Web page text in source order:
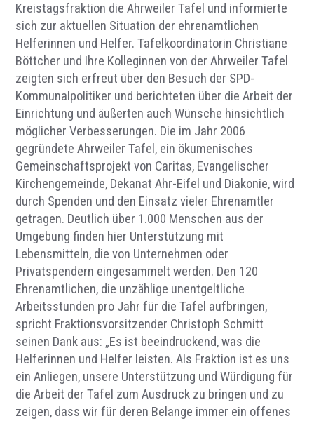
Kreistagsfraktion die Ahrweiler Tafel und informierte
sich zur aktuellen Situation der ehrenamtlichen
Helferinnen und Helfer. Tafelkoordinatorin Christiane
Böttcher und Ihre Kolleginnen von der Ahrweiler Tafel
zeigten sich erfreut über den Besuch der SPD-
Kommunalpolitiker und berichteten über die Arbeit der
Einrichtung und äußerten auch Wünsche hinsichtlich
möglicher Verbesserungen. Die im Jahr 2006
gegründete Ahrweiler Tafel, ein ökumenisches
Gemeinschaftsprojekt von Caritas, Evangelischer
Kirchengemeinde, Dekanat Ahr-Eifel und Diakonie, wird
durch Spenden und den Einsatz vieler Ehrenamtler
getragen. Deutlich über 1.000 Menschen aus der
Umgebung finden hier Unterstützung mit
Lebensmitteln, die von Unternehmen oder
Privatspendern eingesammelt werden. Den 120
Ehrenamtlichen, die unzählige unentgeltliche
Arbeitsstunden pro Jahr für die Tafel aufbringen,
spricht Fraktionsvorsitzender Christoph Schmitt
seinen Dank aus: „Es ist beeindruckend, was die
Helferinnen und Helfer leisten. Als Fraktion ist es uns
ein Anliegen, unsere Unterstützung und Würdigung für
die Arbeit der Tafel zum Ausdruck zu bringen und zu
zeigen, dass wir für deren Belange immer ein offenes